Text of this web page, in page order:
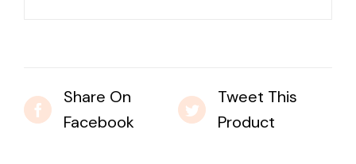
Share On
Facebook
Tweet This
Product